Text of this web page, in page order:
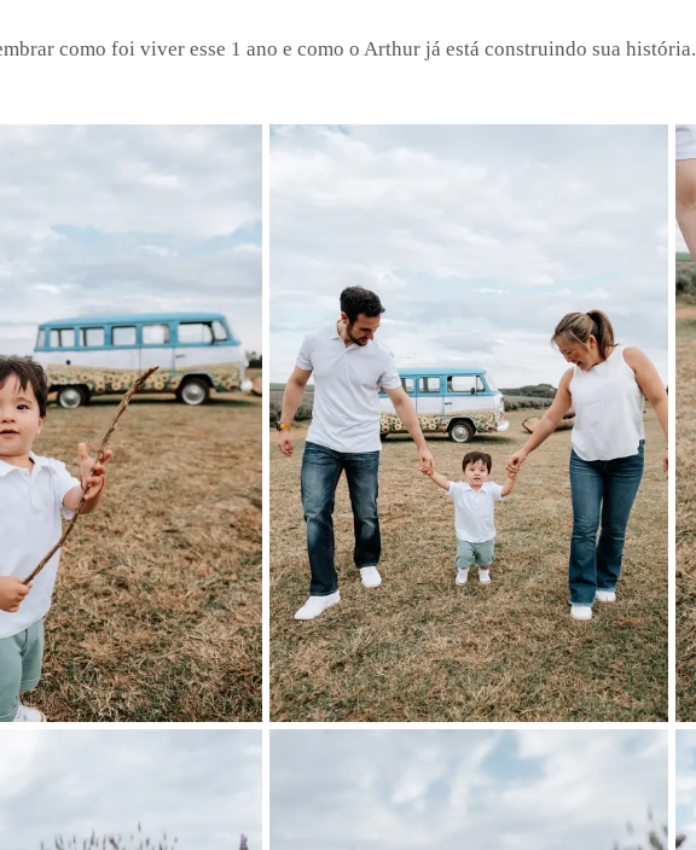
como foi viver esse 1 ano e como o Arthur já está construindo sua história.